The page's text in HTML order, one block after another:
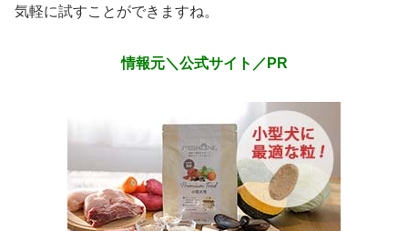
気軽に試すことができますね。
情報元＼公式サイト／PR